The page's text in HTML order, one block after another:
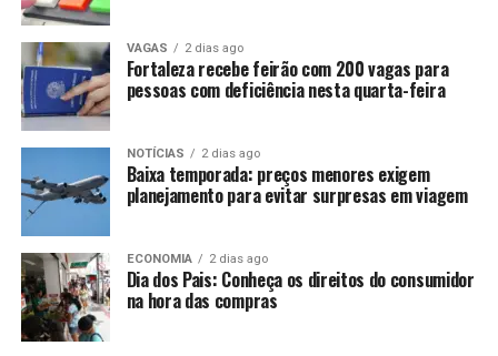
VAGAS 2 dias ago
Fortaleza recebe feirão com 200 vagas para
pessoas com deficiência nesta quarta-feira
NOTÍCIAS 2 dias ago
Baixa temporada: preços menores exigem
planejamento para evitar surpresas em viagem
ECONOMIA 2 dias ago
Dia dos Pais: Conheça os direitos do consumidor
na hora das compras